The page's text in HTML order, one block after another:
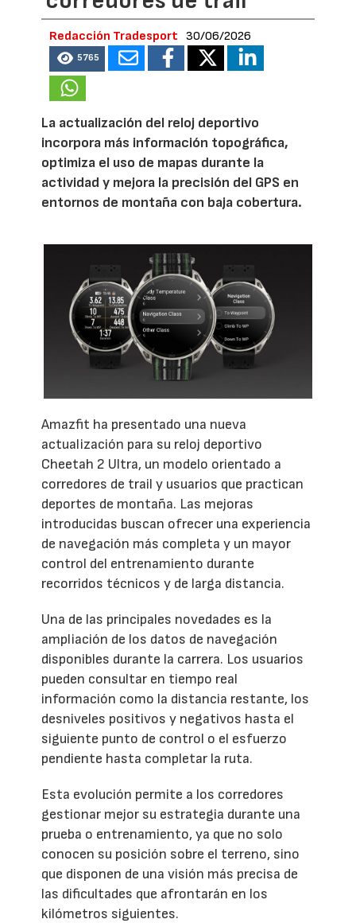
Redacción Tradesport 30/06/2026
5765
La actualización del reloj deportivo
incorpora más información topográfica,
optimiza el uso de mapas durante la
actividad y mejora la precisión del GPS en
entornos de montaña con baja cobertura.
Amazfit ha presentado una nueva
actualización para su reloj deportivo
Cheetah 2 Ultra, un modelo orientado a
corredores de trail y usuarios que practican
deportes de montaña. Las mejoras
introducidas buscan ofrecer una experiencia
de navegación más completa y un mayor
control del entrenamiento durante
recorridos técnicos y de larga distancia.
Una de las principales novedades es la
ampliación de los datos de navegación
disponibles durante la carrera. Los usuarios
pueden consultar en tiempo real
información como la distancia restante, los
desniveles positivos y negativos hasta el
siguiente punto de control o el esfuerzo
pendiente hasta completar la ruta.
Esta evolución permite a los corredores
gestionar mejor su estrategia durante una
prueba o entrenamiento, ya que no solo
conocen su posición sobre el terreno, sino
que disponen de una visión más precisa de
las dificultades que afrontarán en los
kilómetros siguientes.